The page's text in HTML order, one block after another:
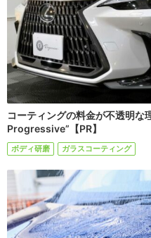
コーティングの料金が不透明な
Progressive”【PR】
ボディ研磨 ガラスコーティング